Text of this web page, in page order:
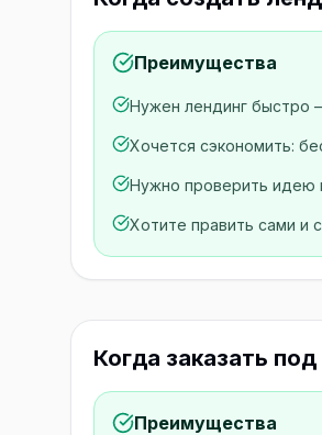
Преимущества
Нужен лендинг быстро
Хочется сэкономить:
Нужно проверить идею
Хотите править сами и
Когда заказать
Преимущества